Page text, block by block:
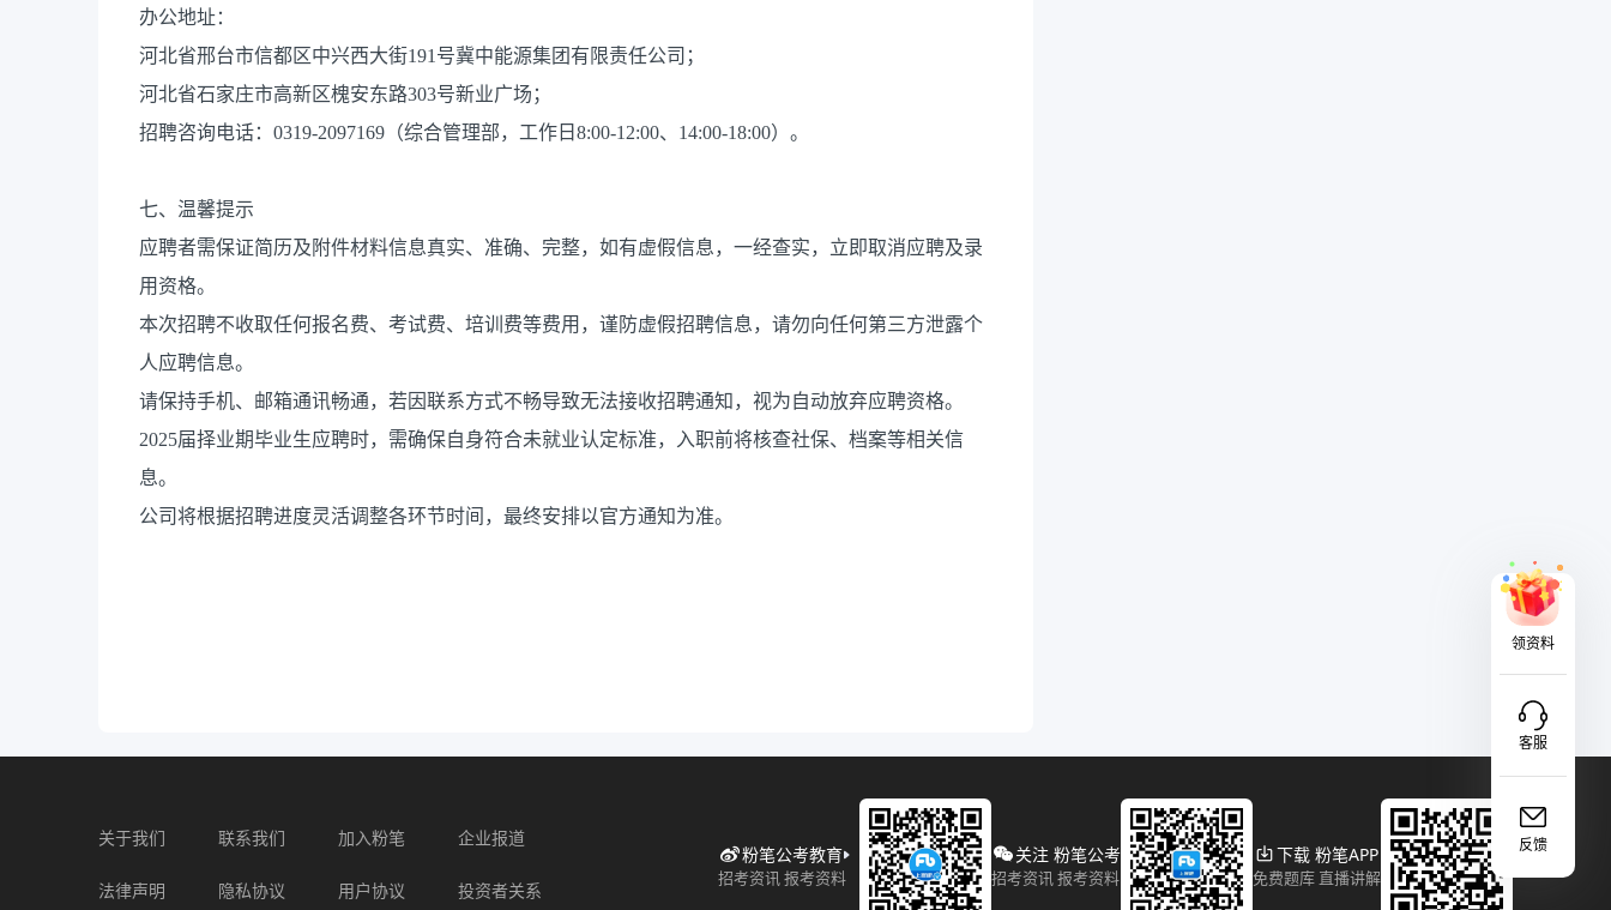
办公地址：
河北省邢台市信都区中兴西大街191号冀中能源集团有限责任公司；
河北省石家庄市高新区槐安东路303号新业广场；
招聘咨询电话：0319-2097169（综合管理部，工作日8:00-12:00、14:00-18:00）。
七、温馨提示
应聘者需保证简历及附件材料信息真实、准确、完整，如有虚假信息，一经查实，立即取消应聘及录
用资格。
本次招聘不收取任何报名费、考试费、培训费等费用，谨防虚假招聘信息，请勿向任何第三方泄露个
人应聘信息。
请保持手机、邮箱通讯畅通，若因联系方式不畅导致无法接收招聘通知，视为自动放弃应聘资格。
2025届择业期毕业生应聘时，需确保自身符合未就业认定标准，入职前将核查社保、档案等相关信
息。
公司将根据招聘进度灵活调整各环节时间，最终安排以官方通知为准。
领资料
客服
反馈
关于我们 联系我们 加入粉笔 企业报道
法律声明 隐私协议 用户协议 投资者关系
粉笔公考教育
招考资讯 报考资料
关注 粉笔公考
招考资讯 报考资料
下载 粉笔APP
免费题库 直播讲解